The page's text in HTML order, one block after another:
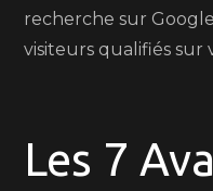
recherche sur
visiteurs qualifiés sur
Les 7